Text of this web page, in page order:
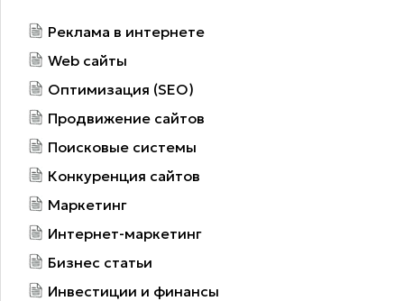
Реклама в интернете
Web сайты
Оптимизация (SEO)
Продвижение сайтов
Поисковые системы
Конкуренция сайтов
Маркетинг
Интернет-маркетинг
Бизнес статьи
Инвестиции и финансы